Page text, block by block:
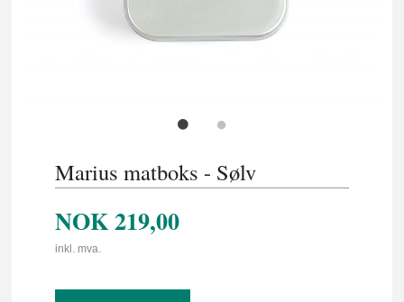
Marius matboks - Sølv
NOK219,00
inkl. mva.